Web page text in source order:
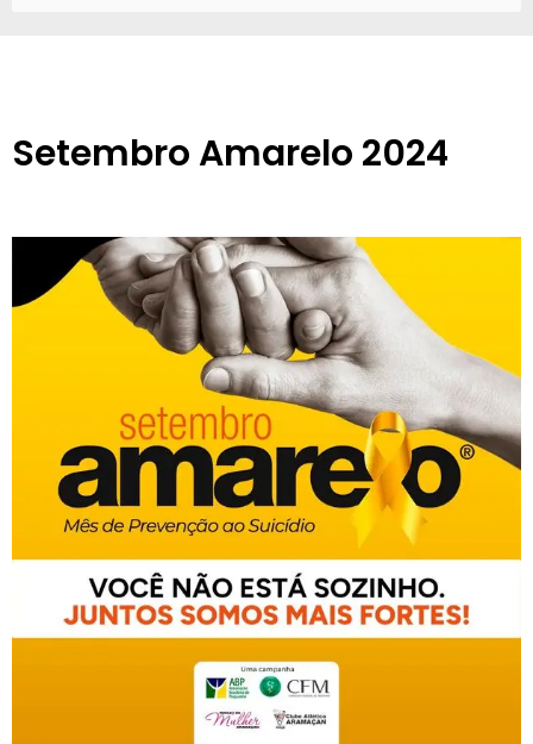
Setembro Amarelo 2024